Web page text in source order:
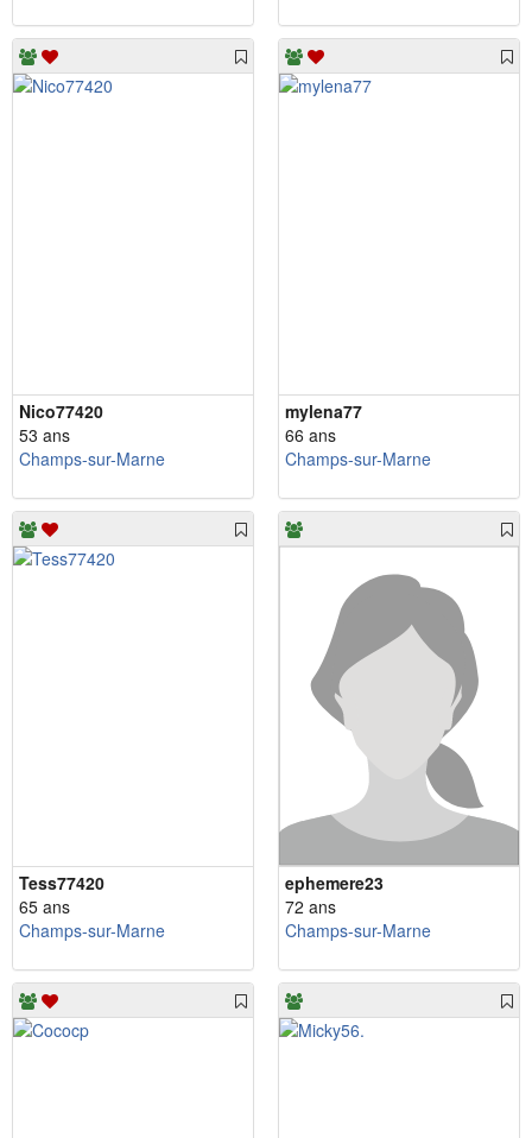
Nico77420
53 ans
Champs-sur-Marne
mylena77
66 ans
Champs-sur-Marne
Tess77420
65 ans
Champs-sur-Marne
ephemere23
72 ans
Champs-sur-Marne